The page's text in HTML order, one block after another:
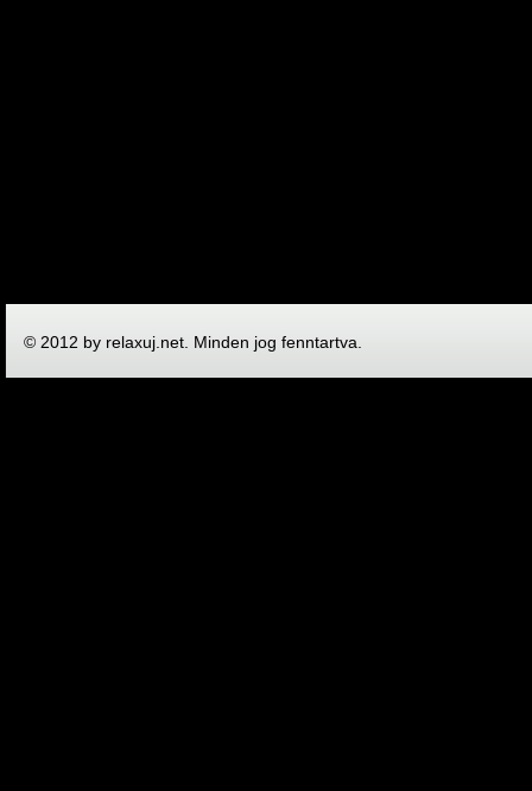
© 2012 by relaxuj.net. Minden jog fenntartva.